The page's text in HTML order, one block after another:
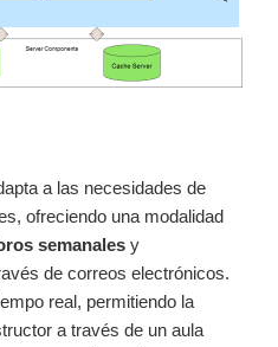
a las necesidades​ de
‍ofreciendo una modalidad⁣
semanales y
‍de correos electrónicos.
real, permitiendo la
a‌ través de un aula